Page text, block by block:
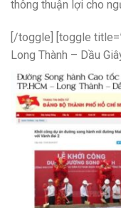
thông thuận lợi cho
[/toggle] [toggle
Long Thành – Dầu